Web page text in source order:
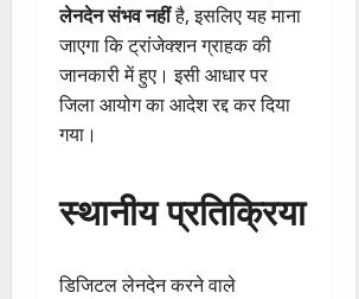
लेनदेन संभव नहींहै, इसलिए यह माना
जाएगा कि ट्रांजेक्शन ग्राहक की
जानकारी में हुए। इसी आधार पर
जिला आयोग का आदेश रद्द कर दिया
गया।
स्थानीय प्रतिक्रिया
डिजिटल लेनदेन करने वाले